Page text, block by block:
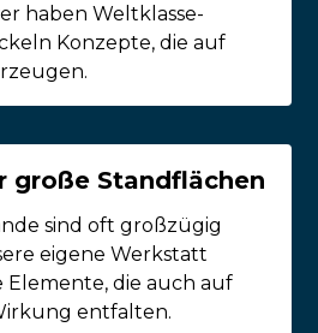
haben Weltklasse-
Konzepte, die auf
große Standflächen
sind oft großzügig
eigene Werkstatt
die auch auf
entfalten.